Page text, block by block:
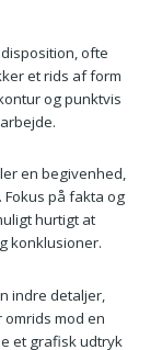
ofte
et rids af form
og punktvis
en begivenhed,
på fakta og
hurtigt at
konklusioner.
indre detaljer,
mod en
et grafisk udtryk